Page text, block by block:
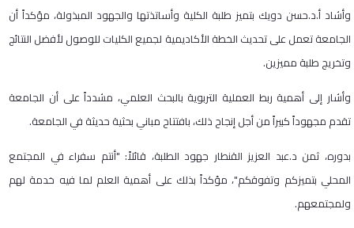
وأشاد أ.د.حسن دويك بتميز طلبة الكلية وأساتذتها والجهود المبذولة، مؤكداً أن
الجامعة تعمل على تحديث الخطة الأكاديمية لجميع الكليات للوصول لأفضل النتائج
وتخريج طلبة مميزين.
وأشار إلى أهمية ربط العملية التربوية بالبحث العلمي، مشدداً على أن الجامعة
تقدم مجهوداً كبيراً من أجل إنجاح ذلك، بافتتاح مباني بحثية حديثة في الجامعة.
بدوره، ثمن د.عبد العزيز القنطار جهود الطلبة، قائلاً: "أنتم سفراء في المجتمع
المحلي بتميزكم وتفوقكم"، مؤكداً بذلك على أهمية العلم لما فيه خدمة لهم
ولمجتمعهم.